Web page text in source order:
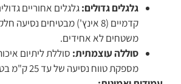
גלגלים גדולים:
קדמיים (8 אינץ') מבטיחים
משטחים לא אחידים.
סוללה עוצמתית:
מספקת טווח נסיעה של עד 25 ק"מ בטעינה אחת.